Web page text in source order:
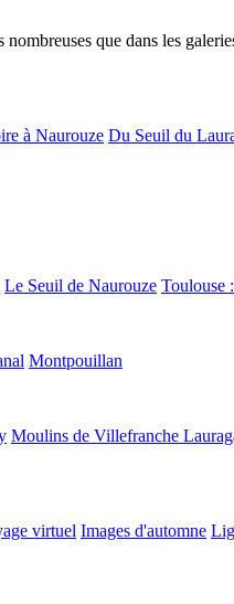
que dans les
à Naurouze Du Seuil du
Le Seuil de Naurouze Toulouse
Montpouillan
Moulins de Villefranche
virtuel Images d'automne